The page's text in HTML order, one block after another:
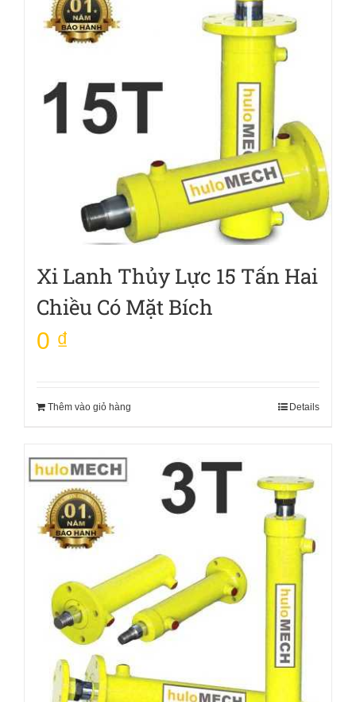
Xi Lanh Thủy Lực 15 Tấn Hai
Chiều Có Mặt Bích
0 ₫
Thêm vào giỏ hàng Details